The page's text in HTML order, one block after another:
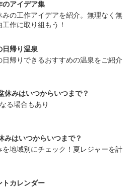
のアイデア集
みの工作アイデアを紹介。無理なく無
作に取り組もう！
日帰り温泉
帰りできるおすすめの温泉をご紹介
休みはいつからいつまで？
る場合もあり
みはいつからいつまで？
を地域別にチェック！夏レジャーを計
トカレンダー